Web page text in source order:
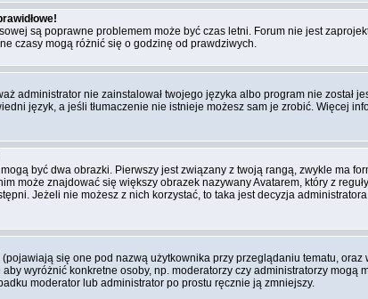
są poprawne problemem może być czas letni. Forum nie jest
czasy mogą różnić się o godzinę od prawdziwych.
administrator nie zainstalował twojego języka albo program nie został
język, a jeśli tłumaczenie nie istnieje możesz sam je zrobić. Więcej
być dwa obrazki. Pierwszy jest związany z twoją rangą, zwykle ma
może znajdować się większy obrazek nazywany Avatarem, który z
Jeżeli nie możesz z nich korzystać, to taka jest decyzja
się one pod nazwą użytkownika przy przeglądaniu tematu,
wyróżnić konkretne osoby, np. moderatorzy czy administratorzy
moderator lub administrator po prostu ręcznie ją zmniejszy.